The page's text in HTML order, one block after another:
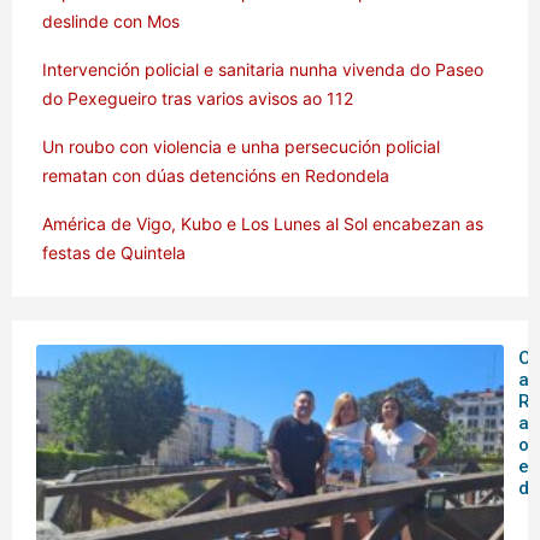
deslinde con Mos
Intervención policial e sanitaria nunha vivenda do Paseo
do Pexegueiro tras varios avisos ao 112
Un roubo con violencia e unha persecución policial
rematan con dúas detencións en Redondela
América de Vigo, Kubo e Los Lunes al Sol encabezan as
festas de Quintela
O
o